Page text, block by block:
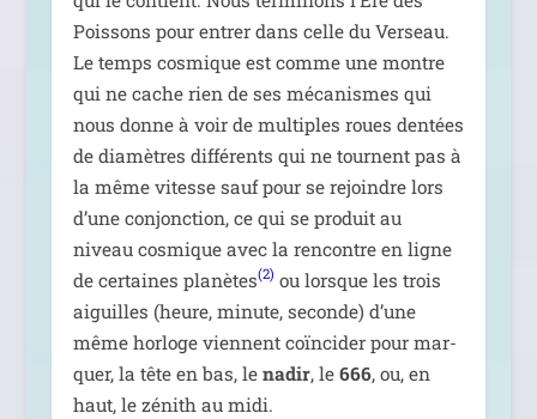
Poissons pour entrer dans celle du Verseau.
Le temps cos­mique est comme une montre
qui ne cache rien de ses méca­nismes qui
nous donne à voir de mul­tiples roues den­tées
de dia­mètres dif­fé­rents qui ne tournent pas à
la même vitesse sauf pour se rejoindre lors
d’une conjonc­tion, ce qui se pro­duit au
niveau cos­mique avec la ren­contre en ligne
de cer­taines pla­nètes(2) ou lorsque les trois
aiguilles (heure, minute, seconde) d’une
même hor­loge viennent coïn­ci­der pour mar­
quer, la tête en bas, le nadir, le 666, ou, en
haut, le zénith au midi.